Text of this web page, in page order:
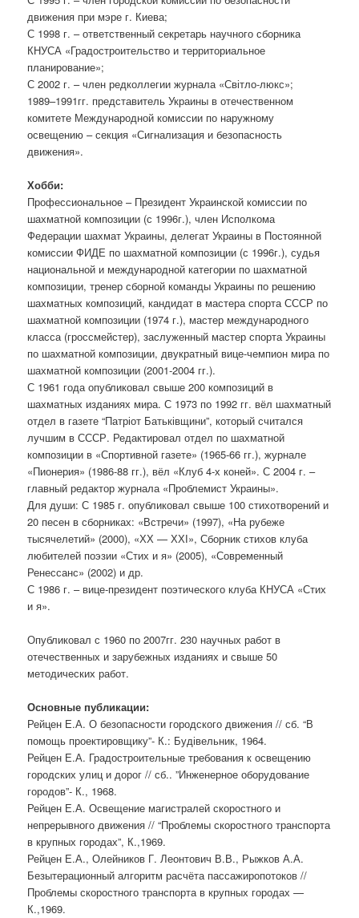
движения при мэре г. Киева;
С 1998 г. – ответственный секретарь научного сборника
КНУСА «Градостроительство и территориальное
планирование»;
С 2002 г. – член редколлегии журнала «Світло-люкс»;
1989–1991гг. представитель Украины в отечественном
комитете Международной комиссии по наружному
освещению – секция «Сигнализация и безопасность
движения».
Хобби:
Профессиональное – Президент Украинской комиссии по
шахматной композиции (с 1996г.), член Исполкома
Федерации шахмат Украины, делегат Украины в Постоянной
комиссии ФИДЕ по шахматной композиции (с 1996г.), судья
национальной и международной категории по шахматной
композиции, тренер сборной команды Украины по решению
шахматных композиций, кандидат в мастера спорта СССР по
шахматной композиции (1974 г.), мастер международного
класса (гроссмейстер), заслуженный мастер спорта Украины
по шахматной композиции, двукратный вице-чемпион мира по
шахматной композиции (2001-2004 гг.).
С 1961 года опубликовал свыше 200 композиций в
шахматных изданиях мира. С 1973 по 1992 гг. вёл шахматный
отдел в газете “Патріот Батьківщини”, который считался
лучшим в СССР. Редактировал отдел по шахматной
композиции в «Спортивной газете» (1965-66 гг.), журнале
«Пионерия» (1986-88 гг.), вёл «Клуб 4-х коней». С 2004 г. –
главный редактор журнала «Проблемист Украины».
Для души: С 1985 г. опубликовал свыше 100 стихотворений и
20 песен в сборниках: «Встречи» (1997), «На рубеже
тысячелетий» (2000), «ХХ — ХХІ», Сборник стихов клуба
любителей поэзии «Стих и я» (2005), «Современный
Ренессанс» (2002) и др.
С 1986 г. – вице-президент поэтического клуба КНУСА «Стих
и я».
Опубликовал с 1960 по 2007гг. 230 научных работ в
отечественных и зарубежных изданиях и свыше 50
методических работ.
Основные публикации:
Рейцен Е.А. О безопасности городского движения // сб. “В
помощь проектировщику”- К.: Будівельник, 1964.
Рейцен Е.А. Градостроительные требования к освещению
городских улиц и дорог // сб.. ”Инженерное оборудование
городов”- К., 1968.
Рейцен Е.А. Освещение магистралей скоростного и
непрерывного движения // “Проблемы скоростного транспорта
в крупных городах”, К.,1969.
Рейцен Е.А., Олейников Г. Леонтович В.В., Рыжков А.А.
Безытерационный алгоритм расчёта пассажиропотоков //
Проблемы скоростного транспорта в крупных городах —
К.,1969.